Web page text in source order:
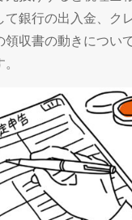
て銀行の出入金、ク
領収書の動きについ